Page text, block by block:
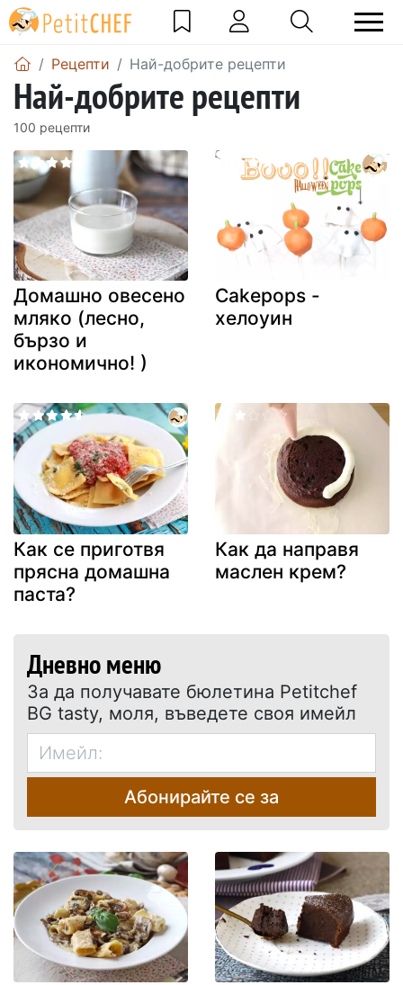
Рецепти Най-добрите рецепти
Най-добрите рецепти
100 рецепти
Домашно овесено
мляко (лесно,
бързо и
икономично! )
Cakepops -
хелоуин
Как се приготвя
прясна домашна
паста?
Как да направя
маслен крем?
Дневно меню
За да получавате бюлетина Petitchef
BG tasty, моля, въведете своя имейл
Абонирайте се за